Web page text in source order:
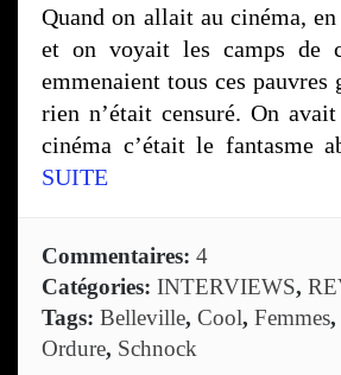
Quand on allait au cinéma,
et on voyait les camps de
emmenaient tous ces
rien n’était censuré. On
cinéma c’était le fantasme
SUITE
Commentaires: 4
Catégories: INTERVIEWS,
Tags: Belleville, Cool, Femmes,
Ordure, Schnock